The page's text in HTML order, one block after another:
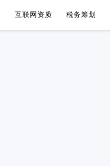
互联网资质 税务筹划